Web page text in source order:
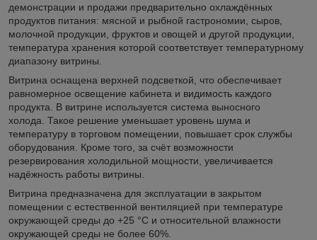
демонстрации и продажи предварительно охлаждённых
продуктов питания: мясной и рыбной гастрономии, сыров,
молочной продукции, фруктов и овощей и другой продукции,
температура хранения которой соответствует температурному
диапазону витрины.
Витрина оснащена верхней подсветкой, что обеспечивает
равномерное освещение кабинета и видимость каждого
продукта. В витрине используется система выносного
холода. Такое решение уменьшает уровень шума и
температуру в торговом помещении, повышает срок службы
оборудования. Кроме того, за счёт возможности
резервирования холодильной мощности, увеличивается
надёжность работы витрины.
Витрина предназначена для эксплуатации в закрытом
помещении с естественной вентиляцией при температуре
окружающей среды до +25 °C и относительной влажности
окружающей среды не более 60%.